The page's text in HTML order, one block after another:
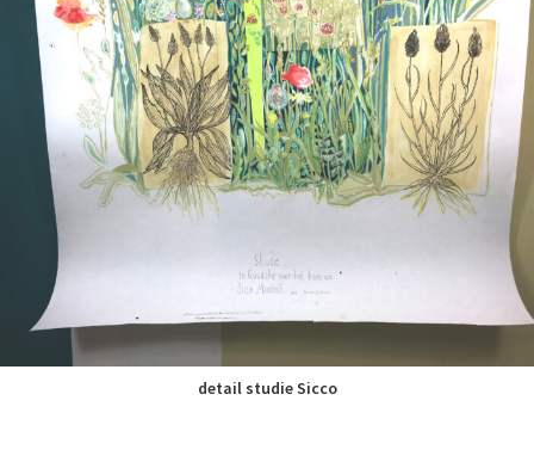
detail studie Sicco